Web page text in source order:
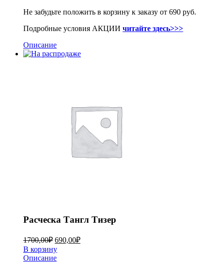
Не забудьте положить в корзину к заказу от 690 руб.
Подробные условия АКЦИИ читайте здесь>>>
Описание
Расческа Тангл Тизер
1700,00₽ 690,00₽
В корзину
Описание